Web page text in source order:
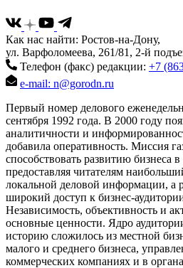
Как нас найти: Ростов-на-Дону,
ул. Варфоломеева, 261/81, 2-й
Телефон (факс) редакции: +7
e-mail: n@gorodn.ru
Первый номер делового
сентября 1992 года. В 2000 году
аналитичности и
добавила оперативность. Миссия
способствовать развитию бизнеса
предоставляя читателям
локальной деловой информации, а
широкий доступ к бизнес-
Независимость, объективность и
основные ценности. Ядро
историю сложилось из местной
малого и среднего бизнеса,
коммерческих компаниях и в